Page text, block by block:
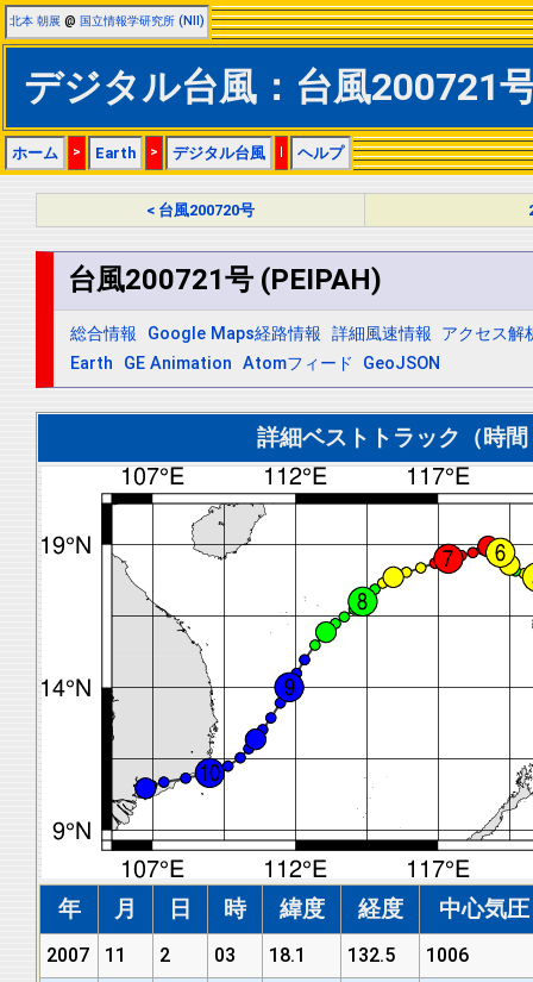
北本 朝展 @ 国立情報学研究所 (NII)
デジタル台風：台風200721
ホーム > Earth > デジタル台風 | ヘルプ
< 台風200720号
台風200721号 (PEIPAH)
総合情報 Google Maps経路情報 詳細風速情報 アクセス解
Earth
GE Animation Atomフィード GeoJSON
詳細ベストトラック（時
年 月 日 時 緯度 経度 中心気
2007 11 2 03 18.1 132.5
1006